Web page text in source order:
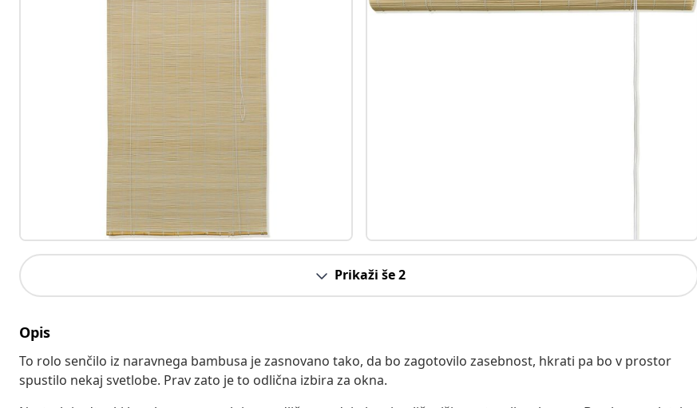
Prikaži še 2
Opis
To rolo senčilo iz naravnega bambusa je zasnovano tako, da bo zagotovilo zasebnost, hkrati pa bo v prostor
spustilo nekaj svetlobe. Prav zato je to odlična izbira za okna.